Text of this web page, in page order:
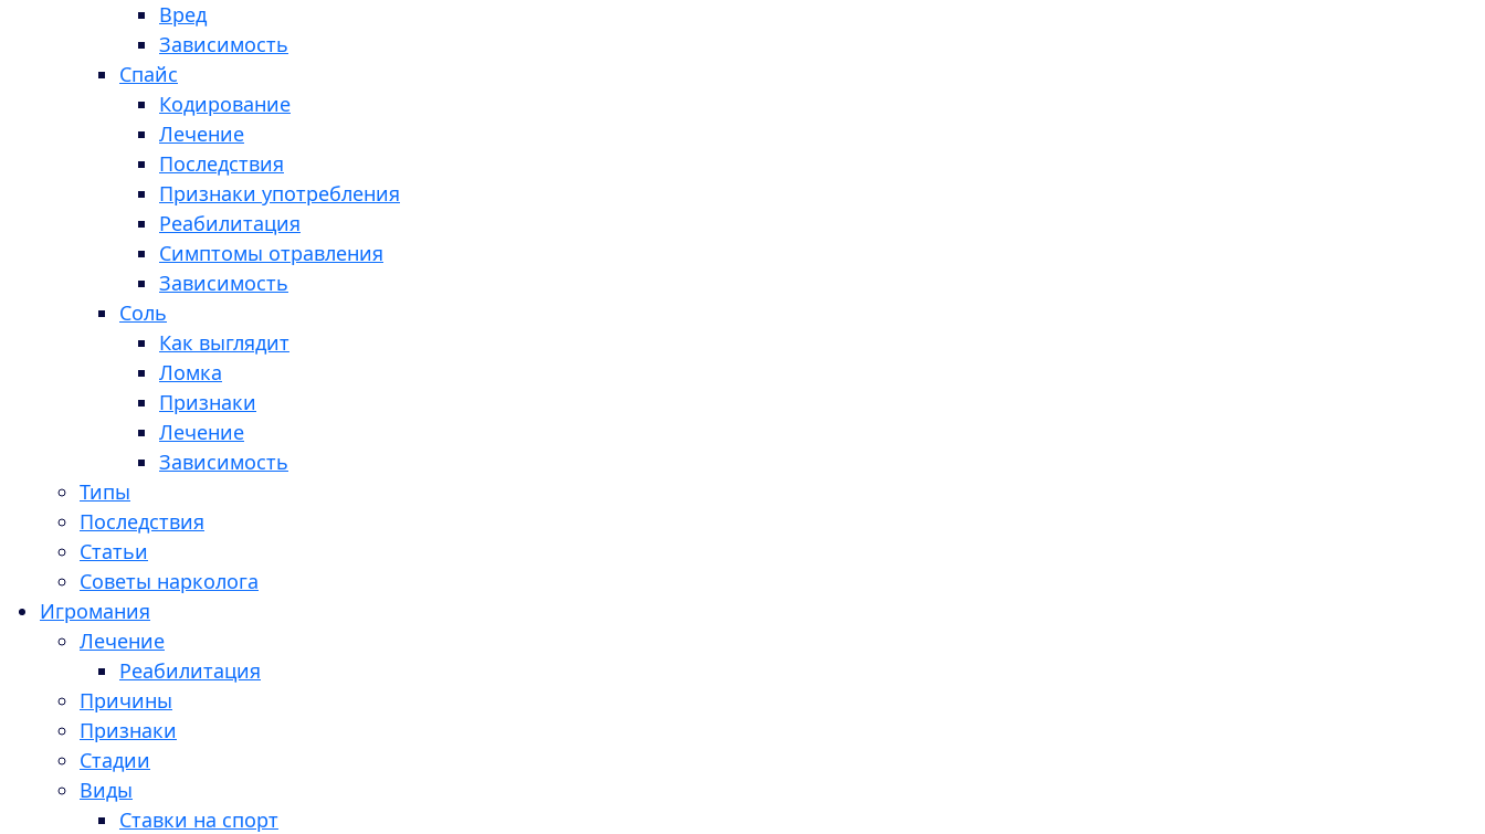
Вред
Зависимость
Спайс
Кодирование
Лечение
Последствия
Признаки употребления
Реабилитация
Симптомы отравления
Зависимость
Соль
Как выглядит
Ломка
Признаки
Лечение
Зависимость
Типы
Последствия
Статьи
Советы нарколога
Игромания
Лечение
Реабилитация
Причины
Признаки
Стадии
Виды
Ставки на спорт